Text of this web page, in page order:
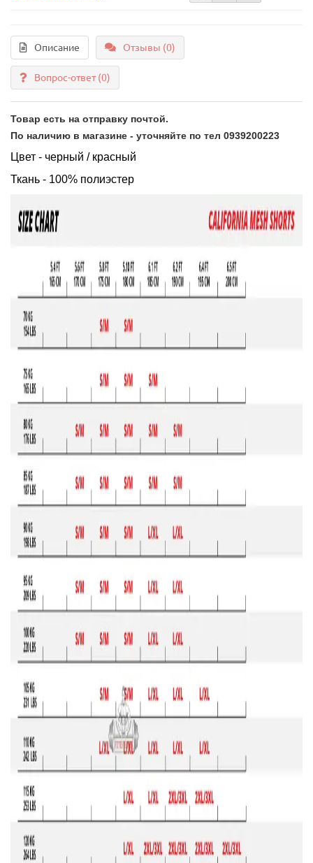
Описание Отзывы (0)
Вопрос-ответ(0)
Товар есть на отправку почтой.
По наличию в магазине - уточняйте по тел 0939200223
Цвет - черный / красный
Ткань - 100% полиэстер